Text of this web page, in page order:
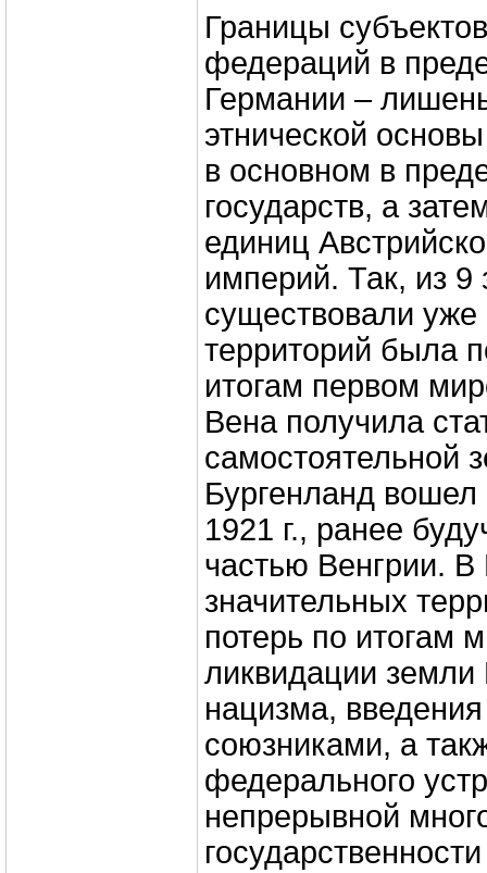
Границы
федераций в
Германии –
этнической
в основном в
государств, а
единиц
империй. Так, из 9
существовали уже
территорий была
итогам первом
Вена получила
самостоятельной
Бургенланд вошел
1921 г., ранее
частью Венгрии. В
значительных
потерь по итогам
ликвидации земли
нацизма,
союзниками, а
федерального
непрерывной